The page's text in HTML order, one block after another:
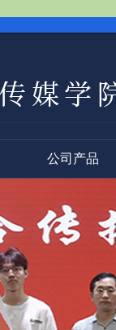
公司产品